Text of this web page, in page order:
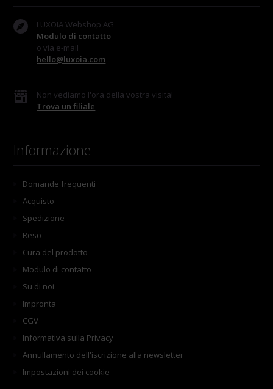
LUXOIA Webshop AG
Modulo di contatto
o via e-mail
hello@luxoia.com
Non vediamo l'ora della vostra visita!
Trova un filiale
Informazione
Domande frequenti
Acquisto
Spedizione
Reso
Cura del prodotto
Modulo di contatto
Su di noi
Impronta
CGV
Informativa sulla Privacy
Annullamento dell'iscrizione alla newsletter
Impostazioni dei cookie